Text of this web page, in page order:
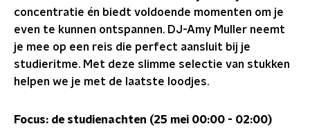
concentratie én biedt voldoende momenten om je
even te kunnen ontspannen. DJ-Amy Muller neemt
je mee op een reis die perfect aansluit bij je
studieritme. Met deze slimme selectie van stukken
helpen we je met de laatste loodjes.
Focus: de studienachten (25 mei 00:00 - 02:00)